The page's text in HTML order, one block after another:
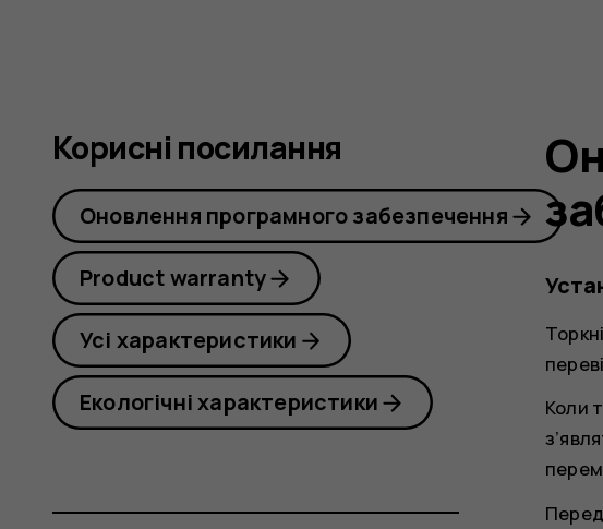
Коли
Корисні посилання
Оновлення програмного забезпечення
Product warranty
Усі характеристики
Екологічні характеристики